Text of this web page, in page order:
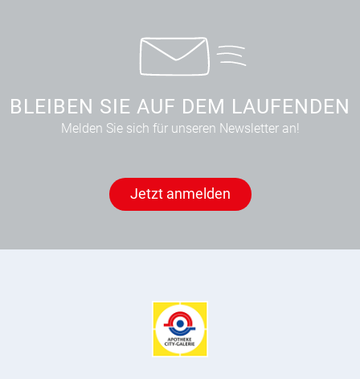
BLEIBEN SIE AUF DEM LAUFENDEN
Melden Sie sich für unseren Newsletter an!
Jetzt anmelden